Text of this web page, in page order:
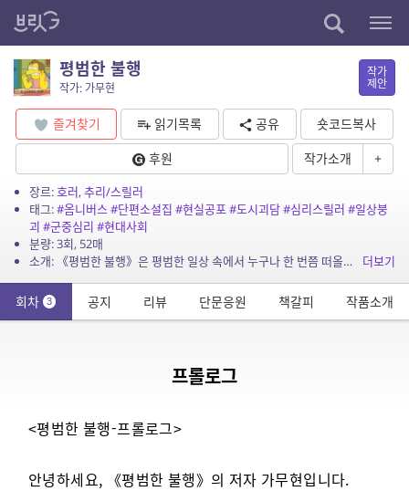
평범한 불행
작가: 가무현
작가
제안
즐겨찾기 읽기목록 공유
숏코드복사
후원
작가소개 +
장르:호러,추리/스릴러
태그:#옴니버스#단편소설집 #현실공포#도시괴담#심리스릴러 #일상붕
괴 #군중심리 #현대사회
분량: 3회, 52매
소개: 《평범한 불행》은 평범한 일상 속에서 누구나 한 번쯤 떠올려봤을 법한 불안과 상상을 담아낸 옴니버스 형식의 단편소설집입니다. 취업 준비를 마치고 돌아가던 길, 새벽의 한적한 산책로...
더보기
회차 3 공지 리뷰 단문응원 책갈피 작품소개
프롤로그
<평범한 불행-프롤로그>
안녕하세요, 《평범한 불행》의 저자 가무현입니다.